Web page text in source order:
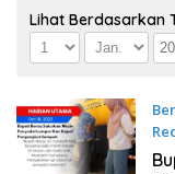
Lihat Berdasarkan